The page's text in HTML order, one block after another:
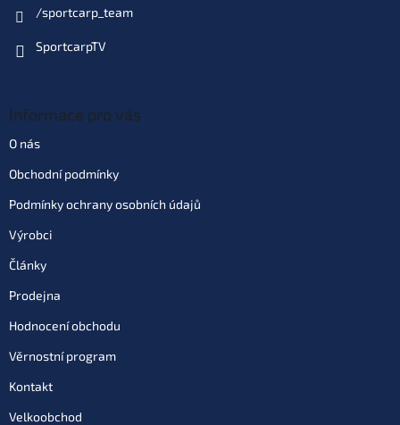
/sportcarp_team
SportcarpTV
Informace pro vás
O nás
Obchodní podmínky
Podmínky ochrany osobních údajů
Výrobci
Články
Prodejna
Hodnocení obchodu
Věrnostní program
Kontakt
Velkoobchod